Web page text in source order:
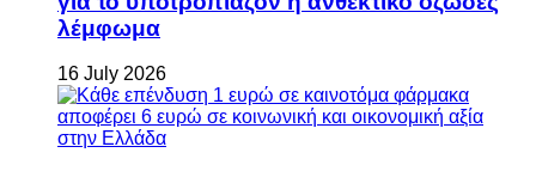
λέμφωμα
16 July 2026